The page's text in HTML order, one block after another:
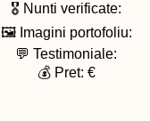
🎖️ Nunti verificate:
🖼️ Imagini portofoliu:
💬 Testimoniale:
💰 Pret: €